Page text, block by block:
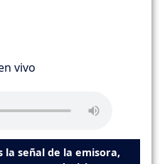
vivo
la señal de la emisora,